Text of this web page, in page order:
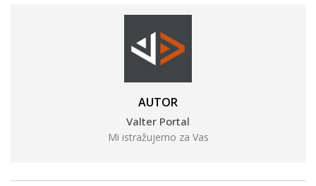
AUTOR
Valter Portal
Mi istražujemo za Vas